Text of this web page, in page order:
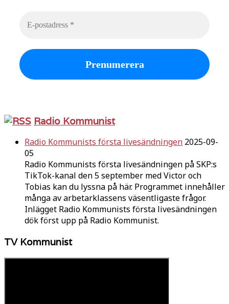
Radio Kommunist
Radio Kommunists första livesändningen 2025-09-
05
Radio Kommunists första livesändningen på SKP:s
TikTok-kanal den 5 september med Victor och
Tobias kan du lyssna på här. Programmet innehåller
många av arbetarklassens väsentligaste frågor.
Inlägget Radio Kommunists första livesändningen
dök först upp på Radio Kommunist.
TV Kommunist